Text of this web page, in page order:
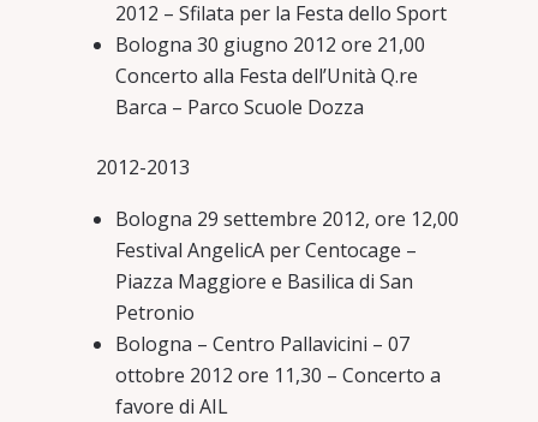
2012 – Sfilata per la Festa dello Sport
Bologna 30 giugno 2012 ore 21,00
Concerto alla Festa dell’Unità Q.re
Barca – Parco Scuole Dozza
2012-2013
Bologna 29 settembre 2012, ore 12,00
Festival AngelicA per Centocage –
Piazza Maggiore e Basilica di San
Petronio
Bologna – Centro Pallavicini – 07
ottobre 2012 ore 11,30 – Concerto a
favore di AIL